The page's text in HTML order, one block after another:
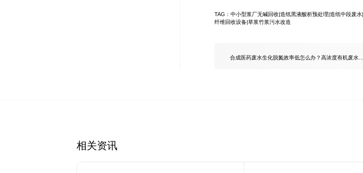
TAG：中小型浆厂无碱回收 |造纸黑液酸析预处理 |造纸中段废水
纤维回收设备 |草浆竹浆污水改造
合成医药废水生化脱氮效率低怎么办？高浓度有机废水提
相关资讯